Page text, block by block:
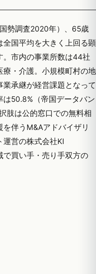
勢調査2020年）、65歳
全国平均を大きく上回る顕
。市内の事業所数は44社
療・介護。小規模町村の地
承継が経営課題となって
50.8%（帝国データバン
肢は公的窓口での無料相
伴うM&Aアドバイザリ
営の株式会社KI
買い手・売り手双方の